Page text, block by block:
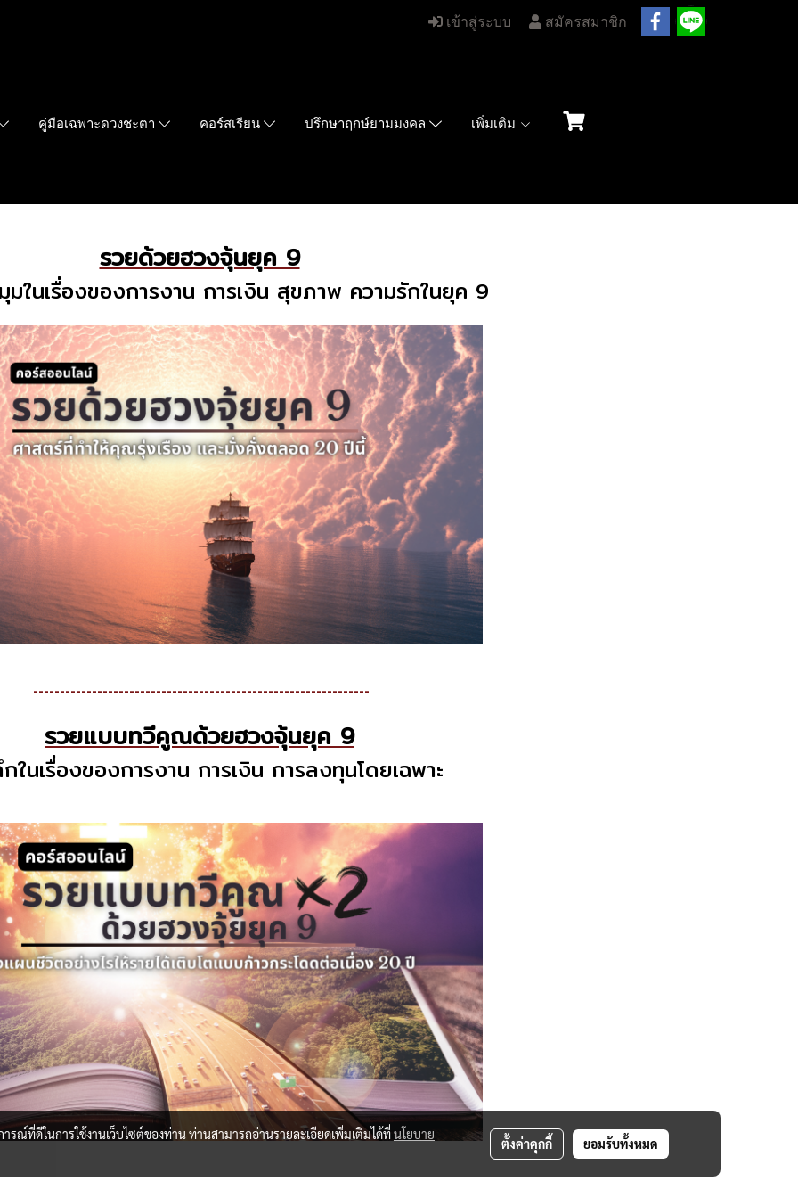
เข้าสู่ระบบ สมัครสมาชิก
คู่มือเฉพาะดวงชะตา คอร์สเรียน ปรึกษาฤกษ์ยามมงคล เพิ่มเติม
รวยด้วยฮวงจุ้นยุค 9
ในเรื่องของการงาน การเงิน สุขภาพ ความรักในยุค 9
---------------------------------------------------------------
รวยแบบทวีคูณด้วยฮวงจุ้นยุค 9
กในเรื่องของการงาน การเงิน การลงทุนโดยเฉพาะ
ณ์ที่ดีในการใช้งานเว็บไซต์ของท่าน ท่านสามารถอ่านรายละเอียดเพิ่มเติมได้ที่นโยบาย
ตั้งค่าคุกกี้ ยอมรับทั้งหมด